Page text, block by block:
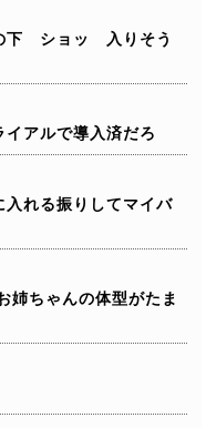
ショッ 入りそう
アルで導入済だろ
入れる振りしてマイバ
姉ちゃんの体型がたま